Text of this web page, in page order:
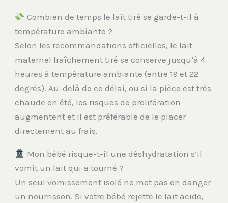
Combien de temps le lait tiré se garde-t-il à
température ambiante ?
Selon les recommandations officielles, le lait
maternel fraîchement tiré se conserve jusqu’à 4
heures à température ambiante (entre 19 et 22
degrés). Au-delà de ce délai, ou si la pièce est très
chaude en été, les risques de prolifération
augmentent et il est préférable de le placer
directement au frais.
Mon bébé risque-t-il une déshydratation s’il
vomit un lait qui a tourné ?
Un seul vomissement isolé ne met pas en danger
un nourrisson. Si votre bébé rejette le lait acide,